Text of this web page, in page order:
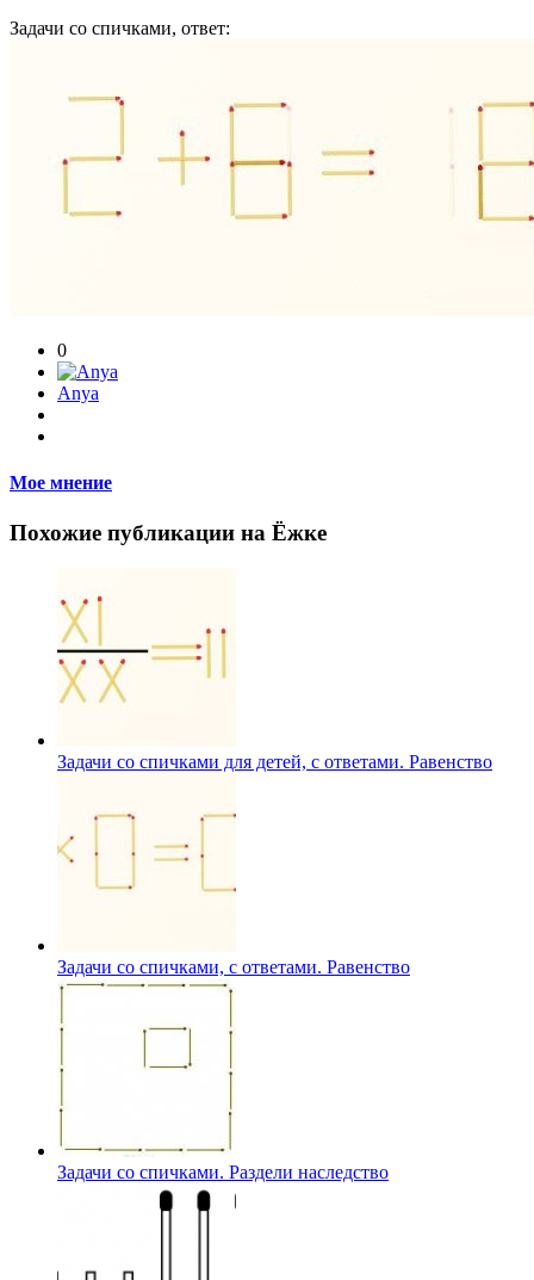
Задачи со спичками, ответ:
0
Anya
Мое мнение
Похожие публикации на Ёжке
Задачи со спичками для детей, с ответами. Равенство
Задачи со спичками, с ответами. Равенство
Задачи со спичками. Раздели наследство